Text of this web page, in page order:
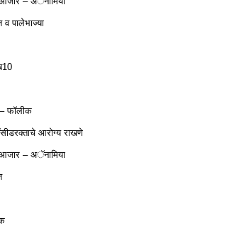
पालेभाज्या
– फॉलीक
आरोग्य राखणे
आजार – अॅनामिया